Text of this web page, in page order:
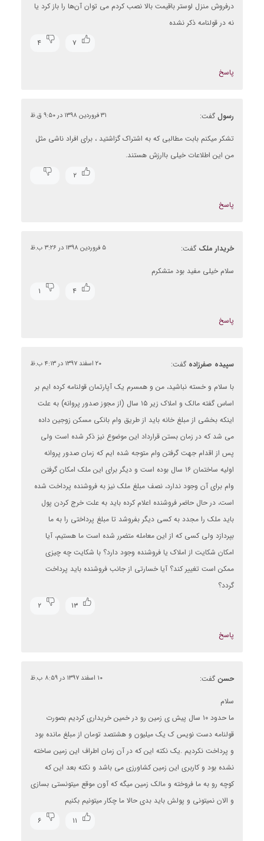
درفروش منزل لوستر باقیمت بالا نصب کردم می توان آن‌ها را باز کرد یا
نه در قولنامه ذکر نشده
۷
۴
پاسخ
رسول گفت: ۳۱ فروردین ۱۳۹۸ در ۹:۵۰ ق.ظ
تشکر میکنم بابت مطالبی که به اشتراک گزاشتید ، برای افراد ناشی مثل
من این اطلاعات خیلی باارزش هستند.
۲
پاسخ
خریدار ملک گفت: ۵ فروردین ۱۳۹۸ در ۳:۲۶ ب.ظ
سلام خیلی مفید بود متشکرم
۴
۱
پاسخ
سپیده صفرزاده گفت: ۲۰ اسفند ۱۳۹۷ در ۴:۱۳ ب.ظ
با سلام و خسته نباشید، من و همسرم یک آپارتمان قولنامه کرده ایم بر
اساس گفته مالک و املاک زیر ۱۵ سال (از مجوز صدور پروانه) به علت
اینکه بخشی از مبلغ خانه باید از طریق وام بانکی مسکن زوجین داده
می شد که در زمان بستن قرارداد این موضوع نیز ذکر شده است ولی
پس از اقدام جهت گرفتن وام متوجه شده ایم که زمان صدور پروانه
اولیه ساختمان ۱۶ سال بوده است و دیگر برای این ملک امکان گرفتن
وام برای آن وجود ندارد، نصف مبلغ ملک نیز به فروشنده پرداخت شده
است، در حال حاضر فروشنده اعلام کرده باید به علت خرج کردن پول
باید ملک را مجدد به کسی دیگر بفروشد تا مبلغ پرداختی را به ما
بپردازد ولی کسی که از این معامله متضرر شده است ما هستیم، آیا
امکان شکایت از املاک یا فروشنده وجود دارد؟ با شکایت چه چیزی
ممکن است تغییر کند؟ آیا خسارتی از جانب فروشنده باید پرداخت
گردد؟‎
۱۳
۲
پاسخ
حسن گفت: ۱۰ اسفند ۱۳۹۷ در ۸:۵۹ ب.ظ
سلام
ما حدود ۱۰ سال پیش ی زمین رو در خمین خریداری کردیم بصورت
قولنامه دست نویس ک یک میلیون و هشتصد تومان از مبلغ مانده بود
و پرداخت نکردیم .یک نکته این که در آن زمان اطراف این زمین ساخته
نشده بود و کاربری این زمین کشاورزی می باشد و نکته بعد این که
کوچه رو به ما فروخته و مالک زمین میگه که آون موقع میتونستی بسازی
و الان نمیتونی و پولش باید بدی حالا ما چکار میتونیم بکنیم
۱۱
۶